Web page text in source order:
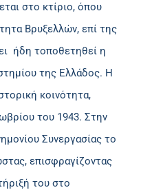
στο κτίριο, όπου
Βρυξελλών, επί της
ήδη τοποθετηθεί η
της Ελλάδος. Η
κοινότητα,
του 1943. Στην
Συνεργασίας το
επισφραγίζοντας
του στο